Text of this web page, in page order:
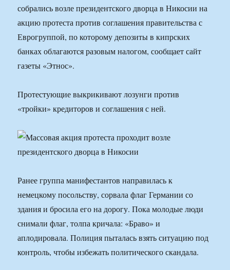
собрались возле президентского дворца в Никосии на
акцию протеста против соглашения правительства с
Еврогруппой, по которому депозиты в кипрских
банках облагаются разовым налогом, сообщает сайт
газеты «Этнос».
Протестующие выкрикивают лозунги против
«тройки» кредиторов и соглашения с ней.
Ранее группа манифестантов направилась к
немецкому посольству, сорвала флаг Германии со
здания и бросила его на дорогу. Пока молодые люди
снимали флаг, толпа кричала: «Браво» и
аплодировала. Полиция пыталась взять ситуацию под
контроль, чтобы избежать политического скандала.